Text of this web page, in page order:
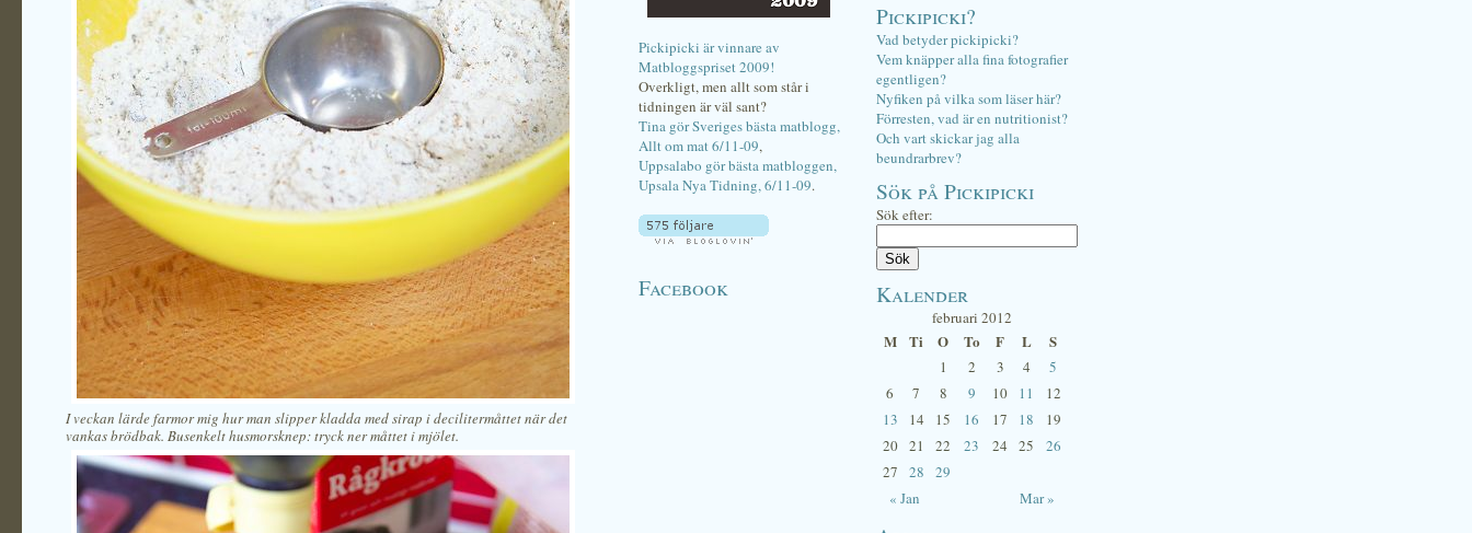
I veckan lärde farmor mig hur man slipper kladda med sirap i decilitermåttet när det
vankas brödbak. Busenkelt husmorsknep: tryck ner måttet i mjölet.
Pickipicki är vinnare av
Matbloggspriset 2009!
Overkligt, men allt som står i
tidningen är väl sant?
Tina gör Sveriges bästa matblogg,
Allt om mat 6/11-09,
Uppsalabo gör bästa matbloggen,
Upsala Nya Tidning, 6/11-09.
Facebook
Pickipicki?
Vad betyder pickipicki?
Vem knäpper alla fina fotografier
egentligen?
Nyfiken på vilka som läser här?
Förresten, vad är en nutritionist?
Och vart skickar jag alla
beundrarbrev?
Sök på Pickipicki
Sök efter:
Kalender
februari 2012
M Ti O To F L S
« Jan Mar »
1 2 3 4
5
6
7 8 9 10 11
12
13
14 15 16 17 18
19
20 21 22 23 24 25
26
27
28 29